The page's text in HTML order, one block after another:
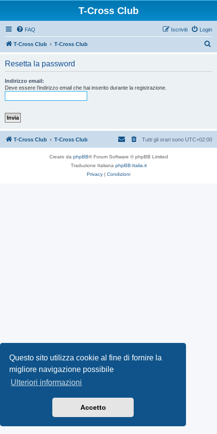
Questo sito utilizza cookie al fine di fornire la
migliore navigazione possibile
Ulteriori informazioni
Accetto
T-Cross Club
FAQ Login
Iscriviti
T-Cross Club T-Cross Club
Resetta la password
Indirizzo email:
Deve essere l’indirizzo email che hai inserito durante la registrazione.
T-Cross Club T-Cross Club Tutti gli orari sono UTC+02:00
Creato da phpBB® Forum Software © phpBB Limited
Traduzione Italiana phpBB-Italia.it
Privacy | Condizioni